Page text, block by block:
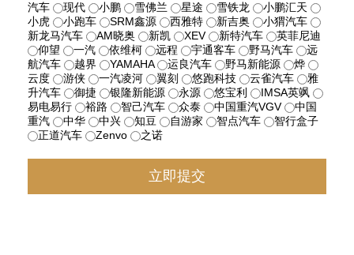
汽车
现代 小鹏 雪佛兰 星途 雪铁龙
小鹏汇天
小虎
小跑车 SRM鑫源 西雅特 新吉奥
小猬汽车
新龙马汽车
AM晓奥 新凯 XEV 新特汽车
英菲尼迪
仰望
一汽 依维柯 远程 宇通客车 野马汽车
远
航汽车
越界 YAMAHA 运良汽车 野马新能源
烨
云度
游侠 一汽凌河 翼刻 悠跑科技 云雀汽车
雅
升汽车
御捷 银隆新能源 永源 悠宝利
IMSA英飒
易电易行
裕路 智己汽车 众泰 中国重汽VGV
中国
重汽
中华 中兴 知豆 自游家 智点汽车
智行盒子
正道汽车
Zenvo 之诺